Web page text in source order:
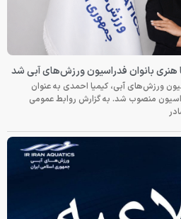
بانوان فدراسیون ورزش‌های آبی شد
ورزش‌های آبی، کیمیا احمدی به عنوان
منصوب شد. به گزارش روابط عمومی